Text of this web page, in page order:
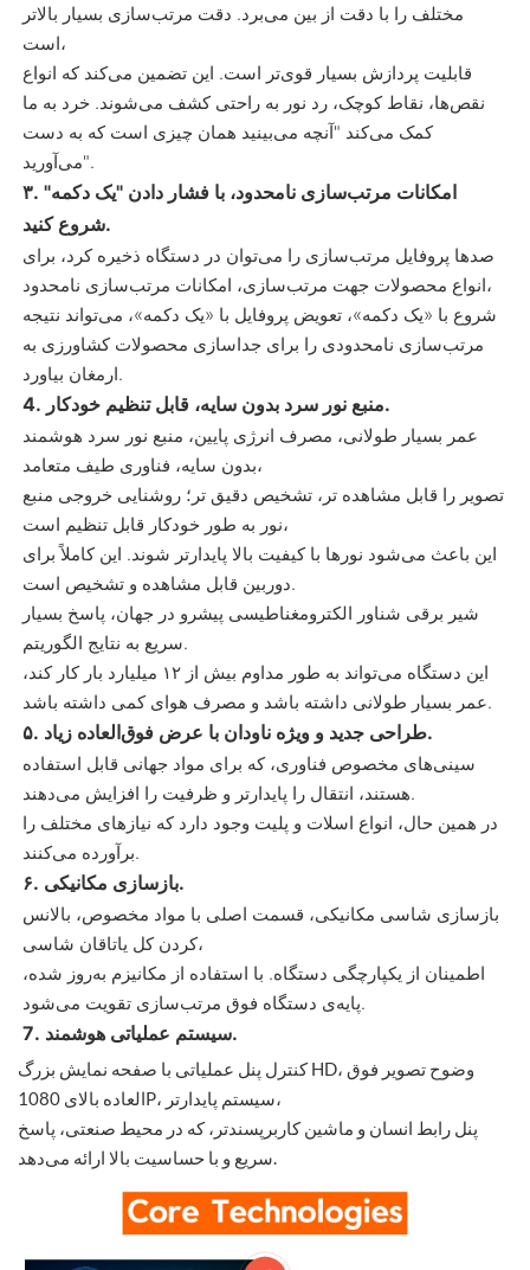
مختلف را با دقت از بین می‌برد. دقت مرتب‌سازی بسیار بالاتر
است،
قابلیت پردازش بسیار قوی‌تر است. این تضمین می‌کند که انواع
نقص‌ها، نقاط کوچک، رد نور به راحتی کشف می‌شوند. خرد به ما
کمک می‌کند "آنچه می‌بینید همان چیزی است که به دست
می‌آورید".
۳. امکانات مرتب‌سازی نامحدود، با فشار دادن "یک دکمه"
شروع کنید.
صدها پروفایل مرتب‌سازی را می‌توان در دستگاه ذخیره کرد، برای
انواع محصولات جهت مرتب‌سازی، امکانات مرتب‌سازی نامحدود،
شروع با «یک دکمه»، تعویض پروفایل با «یک دکمه»، می‌تواند نتیجه
مرتب‌سازی نامحدودی را برای جداسازی محصولات کشاورزی به
ارمغان بیاورد.
4. منبع نور سرد بدون سایه، قابل تنظیم خودکار.
عمر بسیار طولانی، مصرف انرژی پایین، منبع نور سرد هوشمند
بدون سایه، فناوری طیف متعامد،
تصویر را قابل مشاهده تر، تشخیص دقیق تر؛ روشنایی خروجی منبع
نور به طور خودکار قابل تنظیم است،
این باعث می‌شود نورها با کیفیت بالا پایدارتر شوند. این کاملاً برای
دوربین قابل مشاهده و تشخیص است.
شیر برقی شناور الکترومغناطیسی پیشرو در جهان، پاسخ بسیار
سریع به نتایج الگوریتم.
این دستگاه می‌تواند به طور مداوم بیش از ۱۲ میلیارد بار کار کند،
عمر بسیار طولانی داشته باشد و مصرف هوای کمی داشته باشد.
۵. طراحی جدید و ویژه ناودان با عرض فوق‌العاده زیاد.
سینی‌های مخصوص فناوری، که برای مواد جهانی قابل استفاده
هستند، انتقال را پایدارتر و ظرفیت را افزایش می‌دهند.
در همین حال، انواع اسلات و پلیت وجود دارد که نیازهای مختلف را
برآورده می‌کنند.
۶. بازسازی مکانیکی.
بازسازی شاسی مکانیکی، قسمت اصلی با مواد مخصوص، بالانس
کردن کل یاتاقان شاسی،
اطمینان از یکپارچگی دستگاه. با استفاده از مکانیزم به‌روز شده،
پایه‌ی دستگاه فوق مرتب‌سازی تقویت می‌شود.
7. سیستم عملیاتی هوشمند.
کنترل پنل عملیاتی با صفحه نمایش بزرگ HD، وضوح تصویر فوق
العاده بالای 1080P، سیستم پایدارتر،
پنل رابط انسان و ماشین کاربرپسندتر، که در محیط صنعتی، پاسخ
سریع و با حساسیت بالا ارائه می‌دهد.